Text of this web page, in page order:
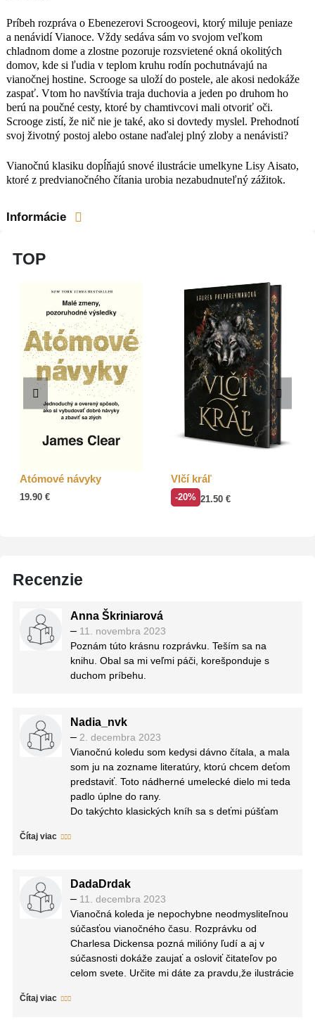
Príbeh rozpráva o Ebenezerovi Scroogeovi, ktorý miluje peniaze
a nenávidí Vianoce. Vždy sedáva sám vo svojom veľkom
chladnom dome a zlostne pozoruje rozsvietené okná okolitých
domov, kde si ľudia v teplom kruhu rodín pochutnávajú na
vianočnej hostine. Scrooge sa uloží do postele, ale akosi nedokáže
zaspať. Vtom ho navštívia traja duchovia a jeden po druhom ho
berú na poučné cesty, ktoré by chamtivcovi mali otvoriť oči.
Scrooge zistí, že nič nie je také, ako si dovtedy myslel. Prehodnotí
svoj životný postoj alebo ostane naďalej plný zloby a nenávisti?
Vianočnú klasiku dopĺňajú snové ilustrácie umelkyne Lisy Aisato,
ktoré z predvianočného čítania urobia nezabudnuteľný zážitok.
Informácie
TOP
Atómové návyky
19.90€
Vlčí kráľ
-20% 21.50€
Recenzie
Anna Škriniarová
– 11. novembra 2023
Poznám túto krásnu rozprávku. Teším sa na
knihu. Obal sa mi veľmi páči, korešponduje s
duchom príbehu.
Nadia_nvk
– 2. decembra 2023
Vianočnú koledu som kedysi dávno čítala, a mala
som ju na zozname literatúry, ktorú chcem deťom
predstaviť. Toto nádherné umelecké dielo mi teda
padlo úplne do rany.
Do takýchto klasických kníh sa s deťmi púšťam
Nebude sa im to zdať príliš pomalé a málo akčné?
Scroogea a jeho nahliadnutie do minulosti,
prítomnosti aj budúcnosti, deti chytilo od prvých
strán. Chvíľami to bolo strašidelné, chvíľami trpké,
ale miestami aj humorné a láskavé.
Je to majstrovská kniha, nie nadarmo najznámejší
vianočný príbeh všetkých čias. Krásny príklad
toho, ako nás naše životné skúsenosti formujú a
nepoznáme. A zároveň jemná pripomienka
Čítaj viac
DadaDrdak
– 11. decembra 2023
Vianočná koleda je nepochybne neodmysliteľnou
súčasťou vianočného času. Rozprávku od
Charlesa Dickensa pozná milióny ľudí a aj v
súčasnosti dokáže zaujať a osloviť čitateľov po
celom svete. Určite mi dáte za pravdu,že ilustrácie
Príbeh rozpráva o starom držgrošovi, ktorý miluje
Čítaj viac